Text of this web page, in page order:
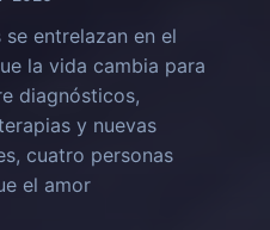
entrelazan en el
la vida cambia para
diagnósticos,
y nuevas
cuatro personas
el amor